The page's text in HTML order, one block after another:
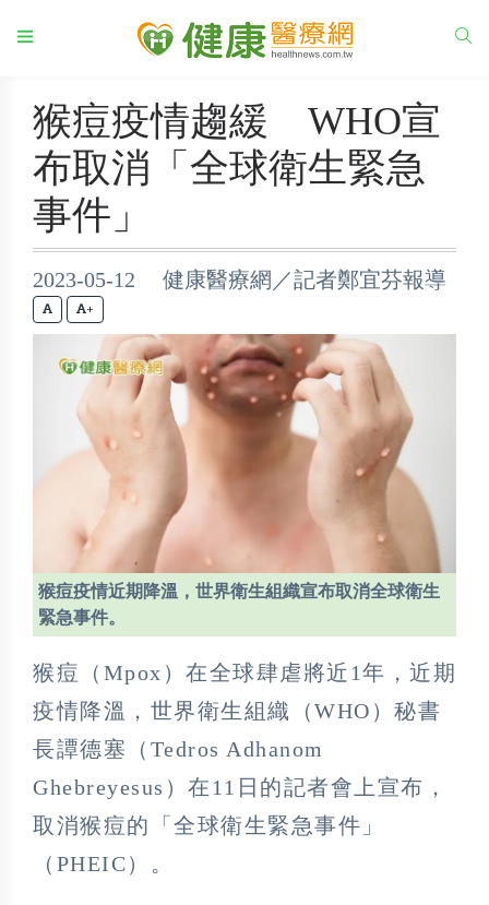
猴痘疫情趨緩 WHO宣
布取消「全球衛生緊急
事件」
2023-05-12 健康醫療網／記者鄭宜芬報導
+
猴痘疫情近期降溫，世界衛生組織宣布取消全球衛生
緊急事件。
猴痘（Mpox）在全球肆虐將近1年，近期
疫情降溫，世界衛生組織（WHO）秘書
長譚德塞（Tedros Adhanom
Ghebreyesus）在11日的記者會上宣布，
取消猴痘的「全球衛生緊急事件」
（PHEIC）。